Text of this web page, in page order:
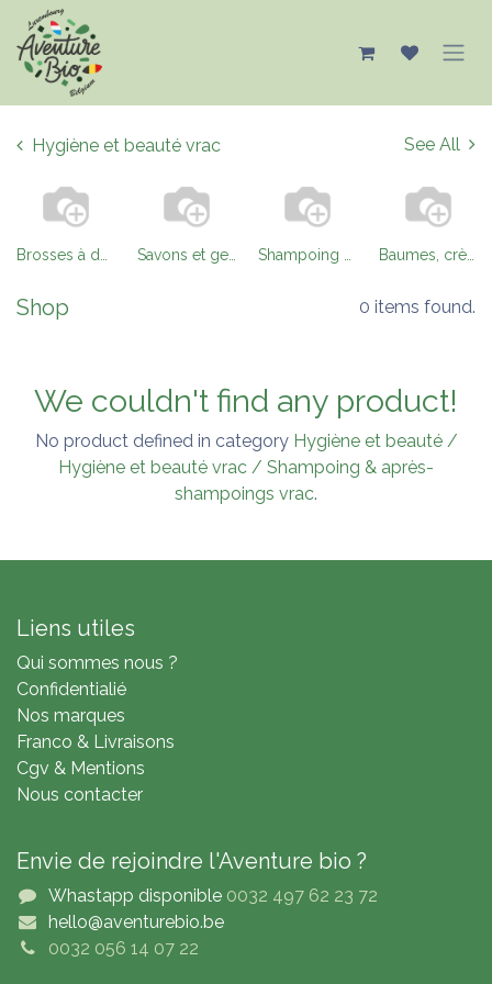
Se rendre au contenu
Hygiène et beauté vrac See All
Shop 0 items found.
We couldn't find any product!
No product defined in category Hygiène et beauté /
Hygiène et beauté vrac / Shampoing & après-
shampoings vrac.
Liens utiles
Qui sommes nous ?
Confidentialié
Nos marques
Franco & Livraisons
Cgv & Mentions
Nous contacter
Envie de rejoindre l'Aventure bio ?
Whastapp disponible0032 497 62 23 72
hello@aventurebio.be
0032 056 14 07 22